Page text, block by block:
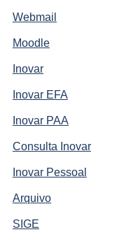
Webmail
Moodle
Inovar
Inovar EFA
Inovar PAA
Consulta Inovar
Inovar Pessoal
Arquivo
SIGE